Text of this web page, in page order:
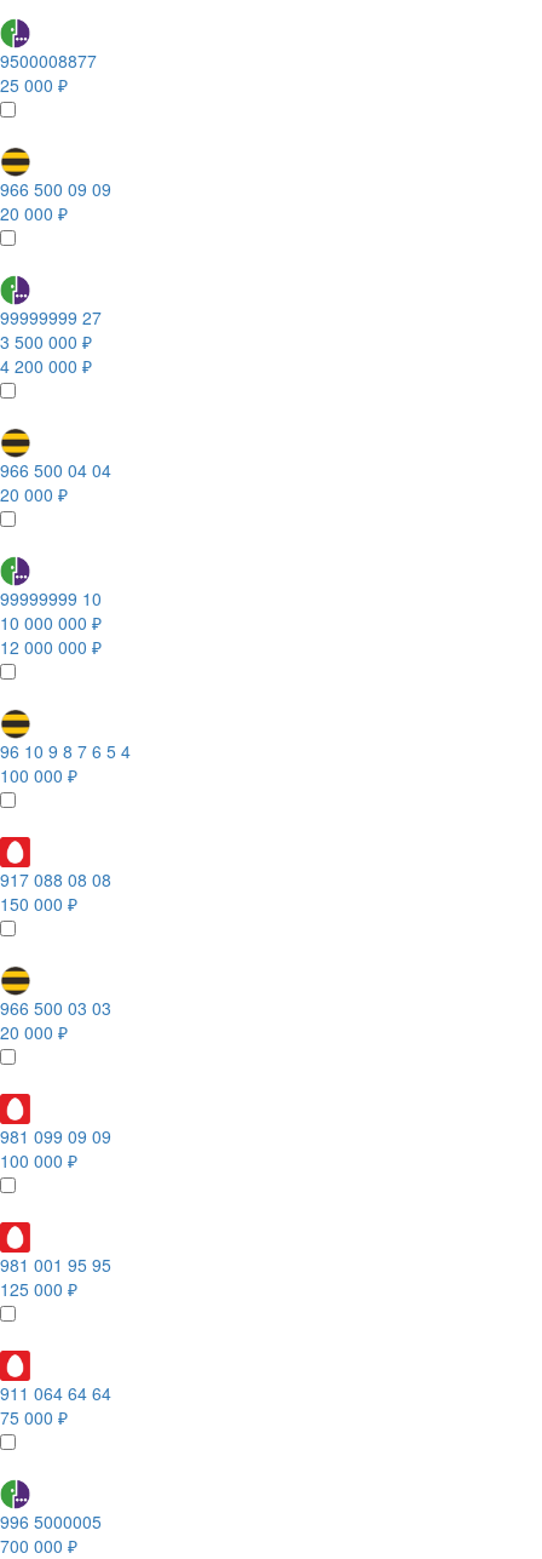
9500008877
25 000 ₽
966 500 09 09
20 000 ₽
99999999 27
3 500 000 ₽
4 200 000 ₽
966 500 04 04
20 000 ₽
99999999 10
10 000 000 ₽
12 000 000 ₽
96 10 9 8 7 6 5 4
100 000 ₽
917 088 08 08
150 000 ₽
966 500 03 03
20 000 ₽
981 099 09 09
100 000 ₽
981 001 95 95
125 000 ₽
911 064 64 64
75 000 ₽
996 5000005
700 000 ₽